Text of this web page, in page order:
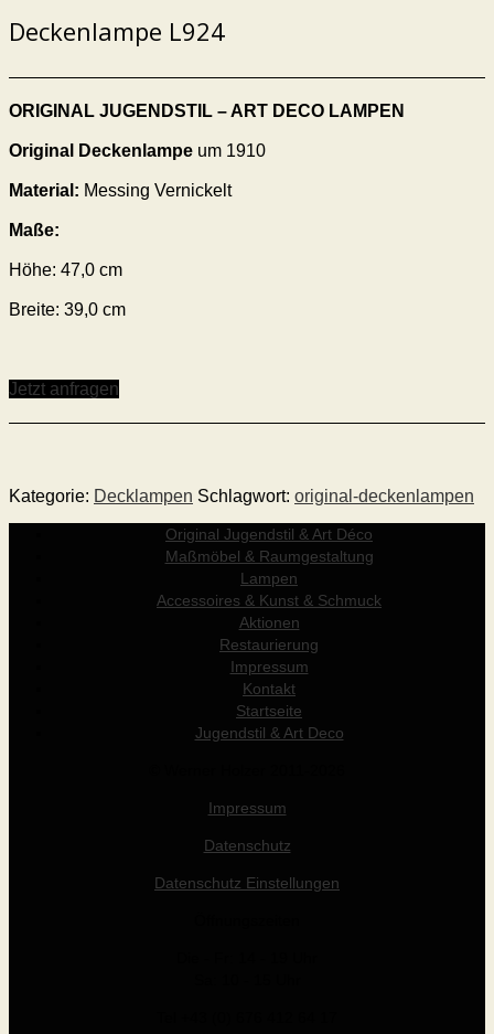
Deckenlampe L924
ORIGINAL JUGENDSTIL – ART DECO LAMPEN
Original Deckenlampe um 1910
Material: Messing Vernickelt
Maße:
Höhe: 47,0 cm
Breite: 39,0 cm
Jetzt anfragen
Kategorie: Decklampen Schlagwort: original-deckenlampen
Original Jugendstil & Art Déco
Maßmöbel & Raumgestaltung
Lampen
Accessoires & Kunst & Schmuck
Aktionen
Restaurierung
Impressum
Kontakt
Startseite
Jugendstil & Art Deco
Impressum
Datenschutz
Datenschutz Einstellungen